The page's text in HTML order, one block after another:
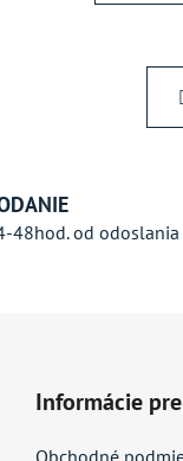
48hod. od odoslania
Informácie
Obchodné